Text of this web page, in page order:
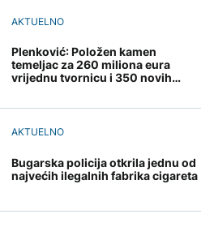
uputstva za skreniranje
Požar se širi Bijeljinom,
zatvorena obilaznica
prave centri za prihvat
migranata? Spajić:
Nismo vodili pregovore
godišnjicu atomskog
bombardovanja: Poziv
oružja
Žedni za novcem: Koje bi
uvesti od 2028. godine?
duhovi”
TEHNOLOGIJA
velikom brzinom pada
AKTUELNO
Plenković: Položen kamen
temeljac za 260 miliona eura
vrijednu tvornicu i 350 novih
AKTUELNO
Bugarska policija otkrila jednu od
najvećih ilegalnih fabrika cigareta